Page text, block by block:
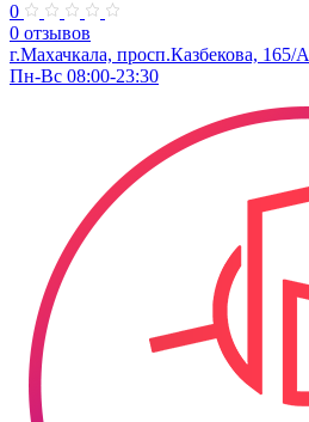
0
0 отзывов
г.Махачкала, ​просп.Казбекова, 165/А
Пн-Вс 08:00-23:30